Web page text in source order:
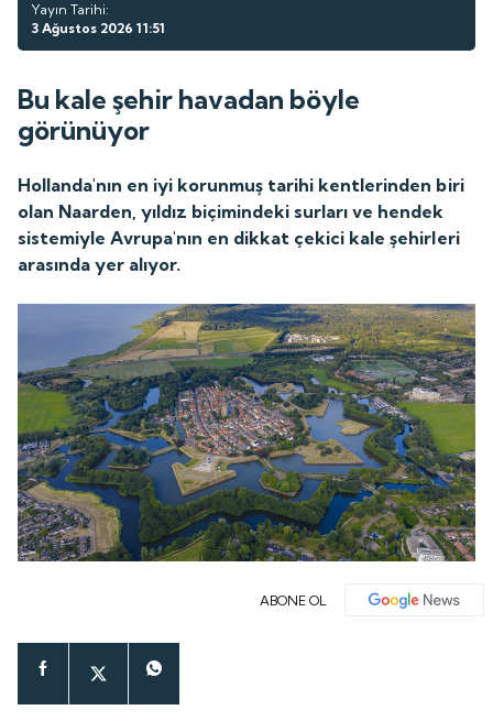
Yayın Tarihi:
3 Ağustos 2026 11:51
Bu kale şehir havadan böyle
görünüyor
Hollanda'nın en iyi korunmuş tarihi kentlerinden biri
olan Naarden, yıldız biçimindeki surları ve hendek
sistemiyle Avrupa'nın en dikkat çekici kale şehirleri
arasında yer alıyor.
ABONE OL